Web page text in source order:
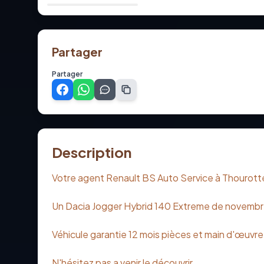
Partager
Partager
Description
Votre agent Renault BS Auto Service à
Un Dacia Jogger Hybrid 140 Extreme de
Véhicule garantie 12 mois pièces et main